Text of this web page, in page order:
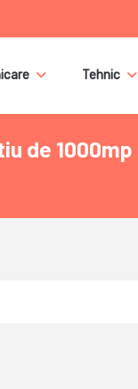
Tehnic
de 1000mp